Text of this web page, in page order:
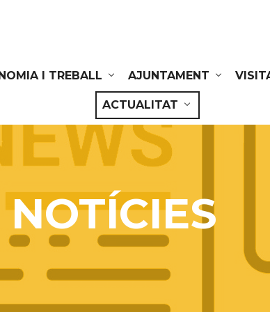
I TREBALL AJUNTAMENT
ACTUALITAT
NOTÍCIES